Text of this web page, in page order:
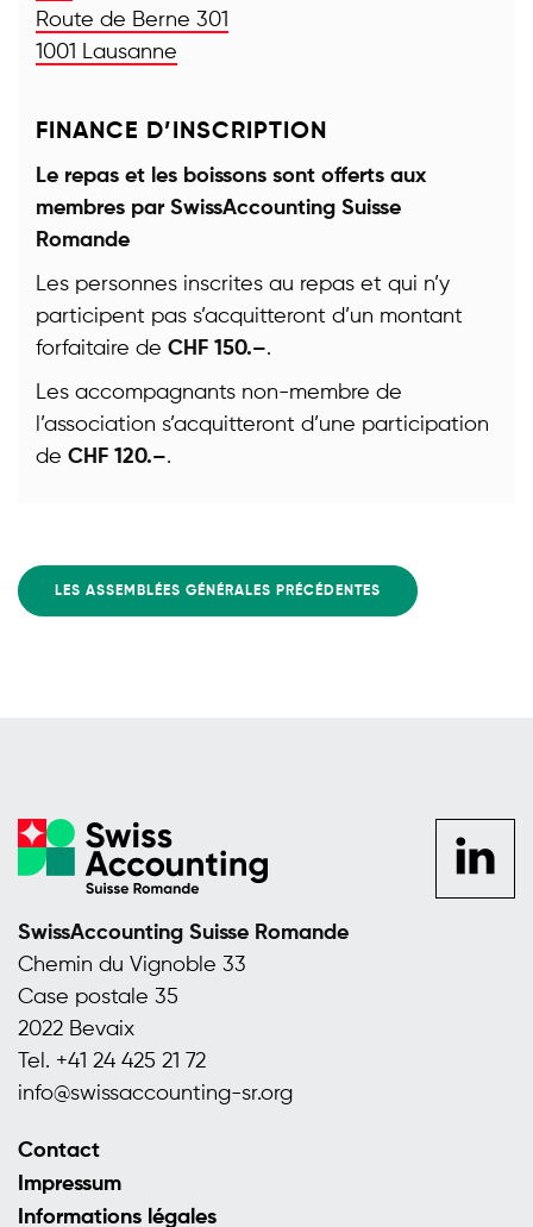
Route de Berne 301
1001 Lausanne
FINANCE D’INSCRIPTION
Le repas et les boissons sont offerts aux
membres par SwissAccounting Suisse
Romande
Les personnes inscrites au repas et qui n’y
participent pas s’acquitteront d’un montant
forfaitaire de CHF 150.–.
Les accompagnants non-membre de
l’association s’acquitteront d’une participation
de CHF 120.–.
LES ASSEMBLÉES GÉNÉRALES PRÉCÉDENTES
SwissAccounting Suisse Romande
Chemin du Vignoble 33
Case postale 35
2022 Bevaix
Tel. +41 24 425 21 72
info@swissaccounting-sr.org
Contact
Impressum
Informations légales
se
rendre
sur la